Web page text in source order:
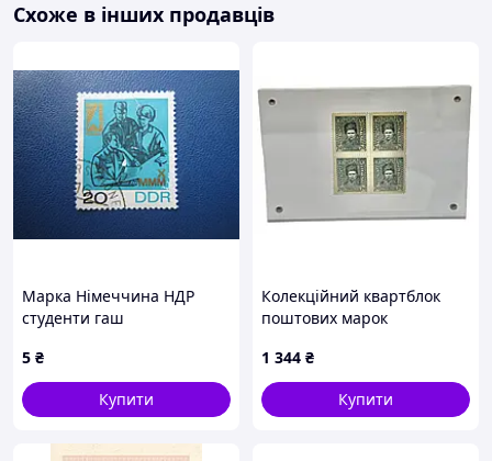
- На розрахунковий рахунок ФОПа по IBAN;
- Нова Пошта;
- Укрпошта.
Схоже в інших продавців
Марка Німеччина НДР
студенти гаш
5 ₴
Купити
Колекційний квартблок
поштових марок
Республіки
1 344 ₴
Купити